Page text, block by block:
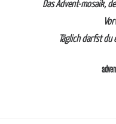
Das Advent-mosaik,
Täglich darfst du